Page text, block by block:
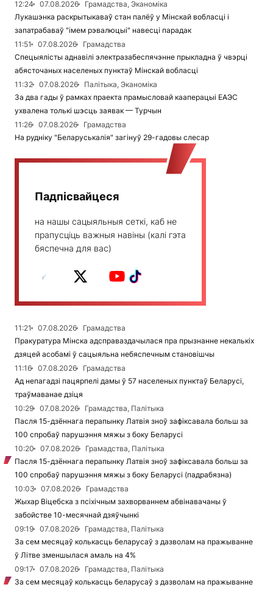
12:24 07.08.2026
Грамадства, Эканоміка
Лукашэнка раскрытыкаваў стан палёў у Мінскай вобласці і
запатрабаваў "імем рэвалюцыі" навесці парадак
11:51
07.08.2026
Грамадства
Спецыялісты аднавілі электразабеспячэнне прыкладна ў чвэрці
абясточаных населеных пунктаў Мінскай вобласці
11:32
07.08.2026
Палітыка, Эканоміка
За два гады ў рамках праекта прамысловай кааперацыі ЕАЭС
ухвалена толькі шэсць заявак — Турчын
11:26
07.08.2026
Грамадства
На рудніку "Беларуськалія" загінуў 29-гадовы слесар
Падпісвайцеся
на нашы сацыяльныя сеткі, каб не
прапусціць важныя навіны (калі гэта
бяспечна для вас)
11:21 07.08.2026
Грамадства
Пракуратура Мінска адсправаздачылася пра прызнанне некалькіх
дзяцей асобамі ў сацыяльна небяспечным становішчы
11:16
07.08.2026
Грамадства
Ад непагадзі пацярпелі дамы ў 57 населеных пунктаў Беларусі,
траўмаванае дзіця
10:29
07.08.2026
Грамадства, Палітыка
Пасля 15-дзённага перапынку Латвія зноў зафіксавала больш за
100 спробаў парушэння мяжы з боку Беларусі
10:20
07.08.2026
Грамадства, Палітыка
Пасля 15-дзённага перапынку Латвія зноў зафіксавала больш за
100 спробаў парушэння мяжы з боку Беларусі (падрабязна)
10:03
07.08.2026
Грамадства
Жыхар Віцебска з псіхічным захворваннем абвінавачаны ў
забойстве 10-месячнай дзяўчынкі
09:19
07.08.2026
Грамадства, Палітыка
За сем месяцаў колькасць беларусаў з дазволам на пражыванне
ў Літве зменшылася амаль на 4%
09:17
07.08.2026
Грамадства, Палітыка
За сем месяцаў колькасць беларусаў з дазволам на пражыванне